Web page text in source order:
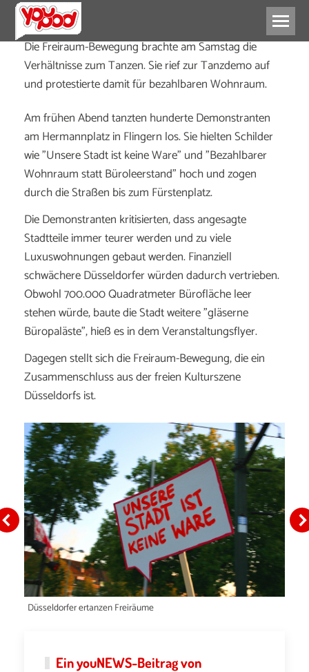
Die Freiraum-Bewegung brachte am Samstag die
Verhältnisse zum Tanzen. Sie rief zur Tanzdemo auf
und protestierte damit für bezahlbaren Wohnraum.
Am frühen Abend tanzten hunderte Demonstranten
am Hermannplatz in Flingern los. Sie hielten Schilder
wie "Unsere Stadt ist keine Ware" und "Bezahlbarer
Wohnraum statt Büroleerstand" hoch und zogen
durch die Straßen bis zum Fürstenplatz.
Die Demonstranten kritisierten, dass angesagte
Stadtteile immer teurer werden und zu viele
Luxuswohnungen gebaut werden. Finanziell
schwächere Düsseldorfer würden dadurch vertrieben.
Obwohl 700.000 Quadratmeter Bürofläche leer
stehen würde, baute die Stadt weitere "gläserne
Büropaläste", hieß es in dem Veranstaltungsflyer.
Dagegen stellt sich die Freiraum-Bewegung, die ein
Zusammenschluss aus der freien Kulturszene
Düsseldorfs ist.
Düsseldorfer ertanzen Freiräume
EinyouNEWS-Beitrag von